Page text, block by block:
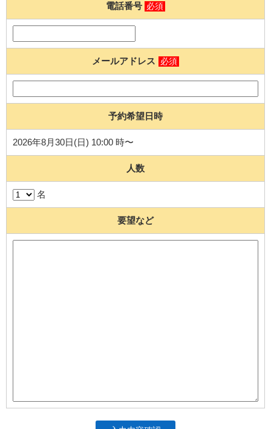
電話番号 必須
メールアドレス 必須
予約希望日時
2026年8月30日(日) 10:00 時〜
人数
名
要望など